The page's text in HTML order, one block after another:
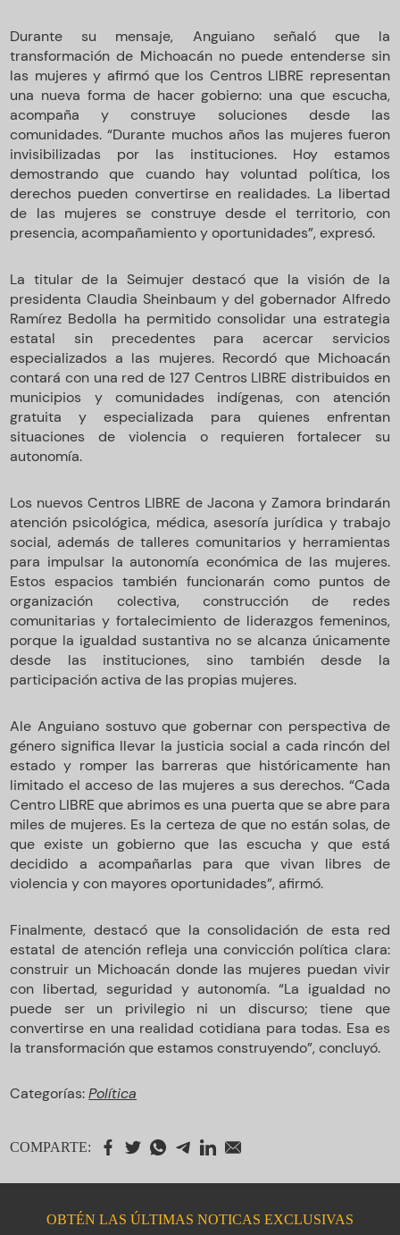
Durante su mensaje, Anguiano señaló que la
transformación de Michoacán no puede entenderse sin
las mujeres y afirmó que los Centros LIBRE representan
una nueva forma de hacer gobierno: una que escucha,
acompaña y construye soluciones desde las
comunidades. “Durante muchos años las mujeres fueron
invisibilizadas por las instituciones. Hoy estamos
demostrando que cuando hay voluntad política, los
derechos pueden convertirse en realidades. La libertad
de las mujeres se construye desde el territorio, con
presencia, acompañamiento y oportunidades”, expresó.
La titular de la Seimujer destacó que la visión de la
presidenta Claudia Sheinbaum y del gobernador Alfredo
Ramírez Bedolla ha permitido consolidar una estrategia
estatal sin precedentes para acercar servicios
especializados a las mujeres. Recordó que Michoacán
contará con una red de 127 Centros LIBRE distribuidos en
municipios y comunidades indígenas, con atención
gratuita y especializada para quienes enfrentan
situaciones de violencia o requieren fortalecer su
autonomía.
Los nuevos Centros LIBRE de Jacona y Zamora brindarán
atención psicológica, médica, asesoría jurídica y trabajo
social, además de talleres comunitarios y herramientas
para impulsar la autonomía económica de las mujeres.
Estos espacios también funcionarán como puntos de
organización colectiva, construcción de redes
comunitarias y fortalecimiento de liderazgos femeninos,
porque la igualdad sustantiva no se alcanza únicamente
desde las instituciones, sino también desde la
participación activa de las propias mujeres.
Ale Anguiano sostuvo que gobernar con perspectiva de
género significa llevar la justicia social a cada rincón del
estado y romper las barreras que históricamente han
limitado el acceso de las mujeres a sus derechos. “Cada
Centro LIBRE que abrimos es una puerta que se abre para
miles de mujeres. Es la certeza de que no están solas, de
que existe un gobierno que las escucha y que está
decidido a acompañarlas para que vivan libres de
violencia y con mayores oportunidades”, afirmó.
Finalmente, destacó que la consolidación de esta red
estatal de atención refleja una convicción política clara:
construir un Michoacán donde las mujeres puedan vivir
con libertad, seguridad y autonomía. “La igualdad no
puede ser un privilegio ni un discurso; tiene que
convertirse en una realidad cotidiana para todas. Esa es
la transformación que estamos construyendo”, concluyó.
Categorías:Política
COMPARTE:
OBTÉN LAS ÚLTIMAS NOTICAS EXCLUSIVAS